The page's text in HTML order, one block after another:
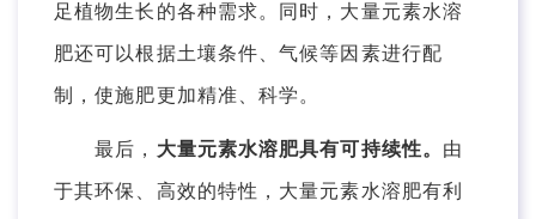
足植物生长的各种需求。同时，大量元素水溶
肥还可以根据土壤条件、气候等因素进行配
制，使施肥更加精准、科学。
最后， 大量元素水溶肥具有可持续性。 由
于其环保、高效的特性，大量元素水溶肥有利